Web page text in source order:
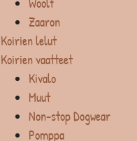
Zaaron
Koirien lelut
Koirien vaatteet
Kivalo
Muut
Non-stop Dogwear
Pomppa